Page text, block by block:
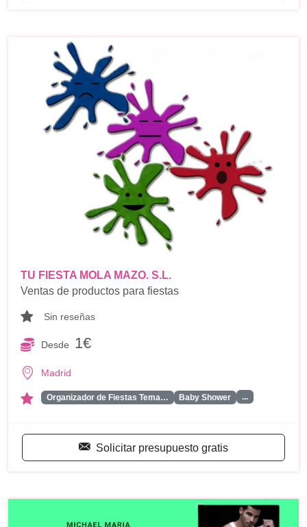
TU FIESTA MOLA MAZO. S.L.
Ventas de productos para fiestas
Sin reseñas
Desde 1€
Madrid
Organizador de Fiestas Tema… Baby Shower ...
Solicitar presupuesto gratis